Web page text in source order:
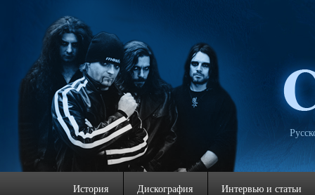
История Дискография Интервью и статьи